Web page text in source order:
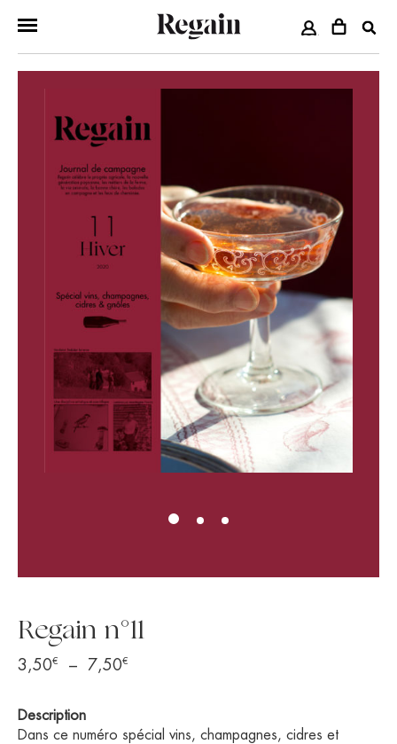
COMPTE
Regain n°11
3,50€ – 7,50€
3,50€
Description
Dans ce numéro spécial vins, champagnes, cidres et